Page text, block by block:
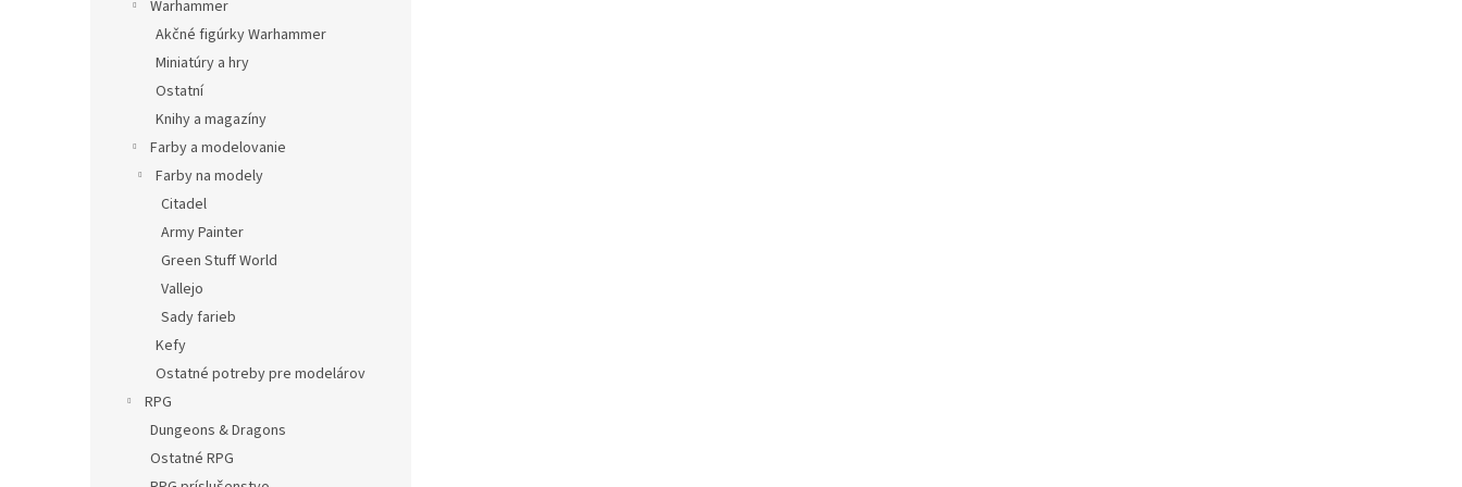
Warhammer
Akčné figúrky Warhammer
Miniatúry a hry
Ostatní
Knihy a magazíny
Farby a modelovanie
Farby na modely
Citadel
Army Painter
Green Stuff World
Vallejo
Sady farieb
Kefy
Ostatné potreby pre modelárov
RPG
Dungeons & Dragons
Ostatné RPG